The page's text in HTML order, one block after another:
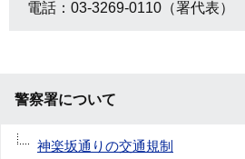
電話：03-3269-0110（署代表）
警察署について
神楽坂通りの交通規制